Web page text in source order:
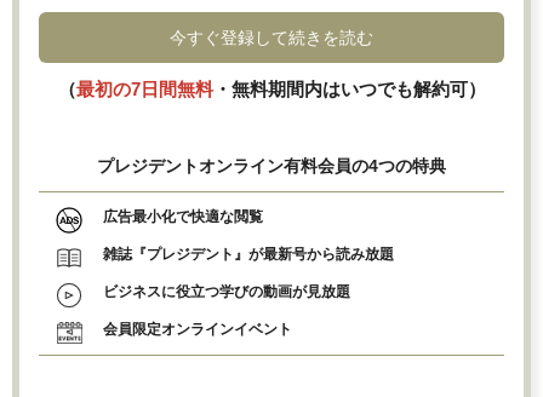
今すぐ登録して続きを読む
（最初の7日間無料・無料期間内はいつでも解約可）
プレジデントオンライン有料会員の4つの特典
広告最小化で快適な閲覧
雑誌『プレジデント』が最新号から読み放題
ビジネスに役立つ学びの動画が見放題
会員限定オンラインイベント